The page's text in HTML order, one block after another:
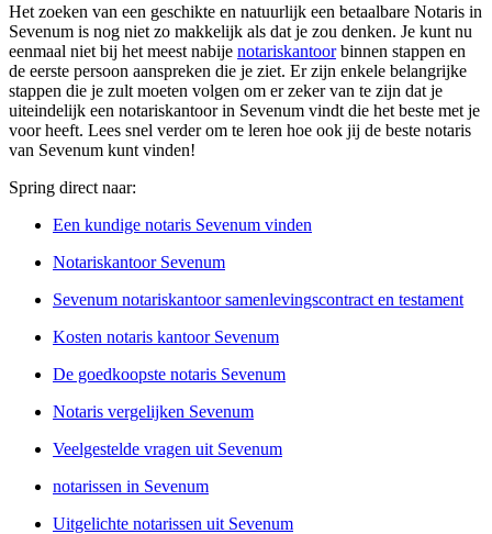
Het zoeken van een geschikte en natuurlijk een betaalbare Notaris in
Sevenum is nog niet zo makkelijk als dat je zou denken. Je kunt nu
eenmaal niet bij het meest nabije notariskantoorbinnen stappen en
de eerste persoon aanspreken die je ziet. Er zijn enkele belangrijke
stappen die je zult moeten volgen om er zeker van te zijn dat je
uiteindelijk een notariskantoor in Sevenum vindt die het beste met je
voor heeft. Lees snel verder om te leren hoe ook jij de beste notaris
van Sevenum kunt vinden!
Spring direct naar:
Een kundige notaris Sevenum vinden
Notariskantoor Sevenum
Sevenum notariskantoor samenlevingscontract en testament
Kosten notaris kantoor Sevenum
De goedkoopste notaris Sevenum
Notaris vergelijken Sevenum
Veelgestelde vragen uit Sevenum
notarissen in Sevenum
Uitgelichte notarissen uit Sevenum